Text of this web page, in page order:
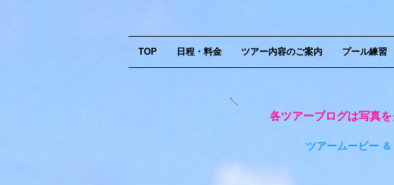
TOP 日程・料金 ツアー内容のご案内 プール練習
各ツアーブログは写真
ツアームービー